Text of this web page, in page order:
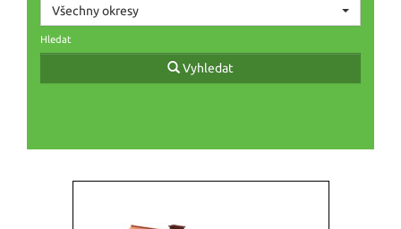
Všechny okresy
Hledat
Vyhledat